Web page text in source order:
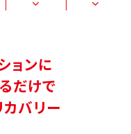
ョンに
だけで
バリー